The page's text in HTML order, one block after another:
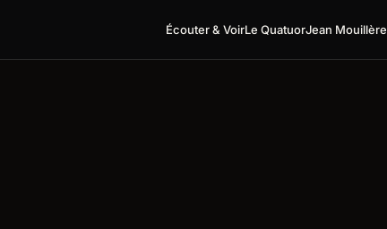
Écouter & VoirLe QuatuorJean Mouillère